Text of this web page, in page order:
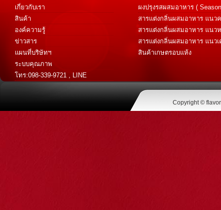
เกี่ยวกับเรา
สินค้า
องค์ความรู้
ข่าวสาร
แผนที่บริษัทฯ
ระบบคุณภาพ
โทร:098-339-9721 , LINE
@flavoraromatic
ผงปรุงรสผสมอาหาร (
สารแต่งกลิ่นผสมอาหาร แนว
Savory Flavor )
สารแต่งกลิ่นผสมอาหาร แนว
Sweet Flavor )
สารแต่งกลิ่นผสมอาหาร แนวเ
เทศ (Spice Flavor)
สินค้าเกษตรอบแห้ง
Copyright ©